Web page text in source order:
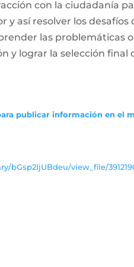
con la ciudadanía
así resolver los desafíos
las problemáticas
y lograr la selección final
publicar información en el
view_file/